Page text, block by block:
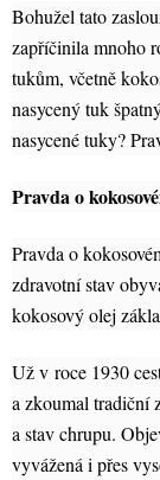
Bohužel tato
zapříčinila mnoho
tukům, včetně
nasycený tuk
nasycené tuky?
Pravda o
Pravda o
zdravotní stav
kokosový olej
Už v roce 1930
a zkoumal tradiční
a stav chrupu.
vyvážená i přes